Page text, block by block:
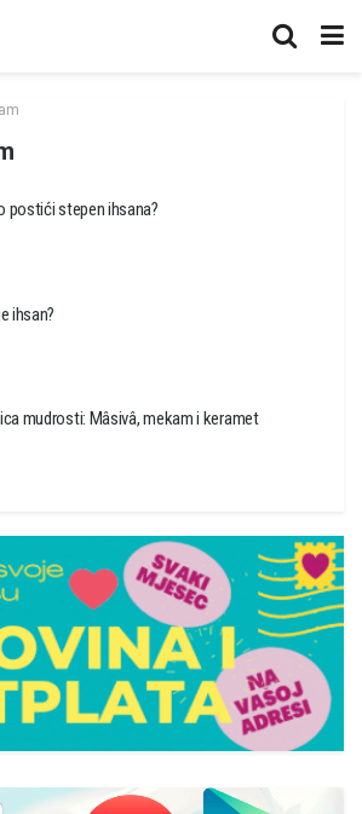
postići stepen ihsana?
ihsan?
mudrosti: Mâsivâ, mekam i keramet